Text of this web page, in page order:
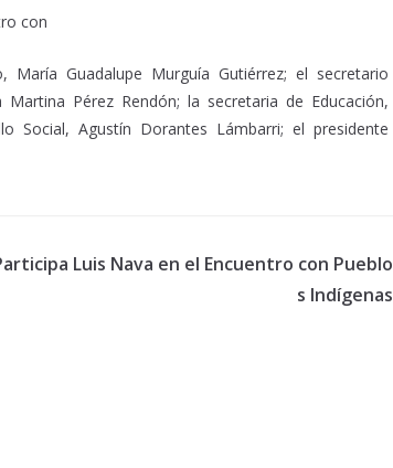
Guadalupe Murguía Gutiérrez; el secretario
Pérez Rendón; la secretaria de Educación,
Social, Agustín Dorantes Lámbarri; el presidente
Luis Nava en el Encuentro con Pueblo
s Indígenas